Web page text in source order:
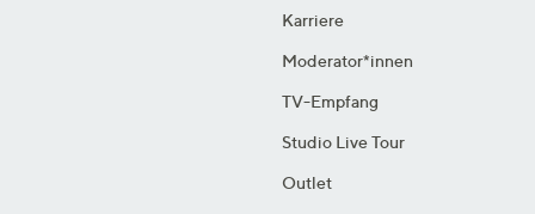
Karriere
Moderator*innen
TV-Empfang
Studio Live Tour
Outlet